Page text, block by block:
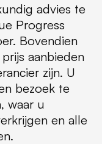
advies te
Progress
Bovendien
aanbieden
zijn. U
bezoek te
waar u
en alle